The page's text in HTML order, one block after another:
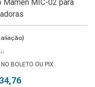
Mamen MIC-02 para
)
BOLETO OU PIX